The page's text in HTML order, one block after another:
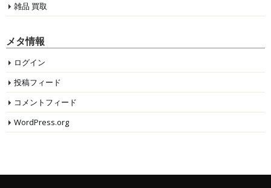
雑品 買取
メタ情報
ログイン
投稿フィード
コメントフィード
WordPress.org